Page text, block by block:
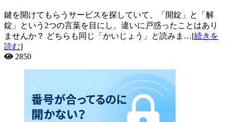
鍵を開けてもらうサービスを探していて、「開錠」と「解
錠」という2つの言葉を目にし、違いに戸惑ったことはあり
ませんか？ どちらも同じ「かいじょう」と読みま…[続きを
読む]
2850